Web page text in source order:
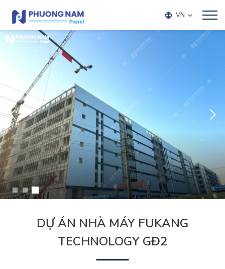
VN
DỰ ÁN NHÀ MÁY FUKANG
TECHNOLOGY GĐ2